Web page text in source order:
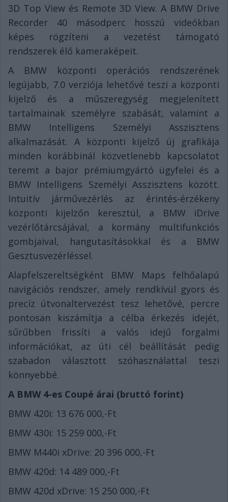
3D Top View és Remote 3D View. A BMW Drive
Recorder 40 másodperc hosszú videókban
képes rögzíteni a vezetést támogató
rendszerek élő kameraképeit.
A BMW központi operációs rendszerének
legújabb, 7.0 verziója lehetővé teszi a központi
kijelző és a műszeregység megjelenített
tartalmainak személyre szabását, valamint a
BMW Intelligens Személyi Asszisztens
alkalmazását. A központi kijelző új grafikája
minden korábbinál közvetlenebb kapcsolatot
teremt a bajor prémiumgyártó ügyfelei és a
BMW Intelligens Személyi Asszisztens között.
Intuitív járművezérlés az érintés-érzékeny
központi kijelzőn keresztül, a BMW iDrive
vezérlőtárcsájával, a kormány multifunkciós
gombjaival, hangutasításokkal és a BMW
Gesztusvezérléssel.
Alapfelszereltségként BMW Maps felhőalapú
navigációs rendszer, amely rendkívül gyors és
precíz útvonaltervezést tesz lehetővé, percre
pontosan kiszámítja a célba érkezés idejét,
sűrűbben frissíti a valós idejű forgalmi
információkat, az úti cél beállítását pedig
szabadon választott szóhasználattal teszi
könnyebbé.
A BMW 4-es Coupé árai (bruttó forint)
BMW 420i: 13 676 000,-Ft
BMW 430i: 15 259 000,-Ft
BMW M440i xDrive: 20 396 000,-Ft
BMW 420d: 14 489 000,-Ft
BMW 420d xDrive: 15 250 000,-Ft